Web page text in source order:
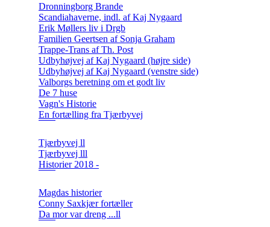
Dronningborg Brande
Scandiahaverne, indl. af Kaj Nygaard
Erik Møllers liv i Drgb
Familien Geertsen af Sonja Graham
Trappe-Trans af Th. Post
Udbyhøjvej af Kaj Nygaard (højre side)
Udbyhøjvej af Kaj Nygaard (venstre side)
Valborgs beretning om et godt liv
De 7 huse
Vagn's Historie
En fortælling fra Tjærbyvej
Tjærbyvej ll
Tjærbyvej lll
Historier 2018 -
Magdas historier
Conny Saxkjær fortæller
Da mor var dreng ...ll